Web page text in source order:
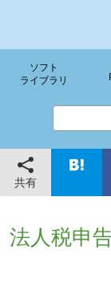
ソフト
ライブラリ
共有
法人税申